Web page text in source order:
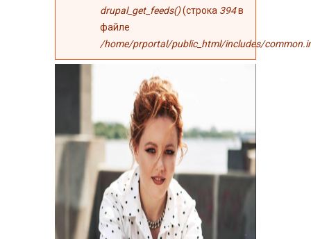
drupal_get_feeds()(строка 394в
файле
/home/prportal/public_html/includes/